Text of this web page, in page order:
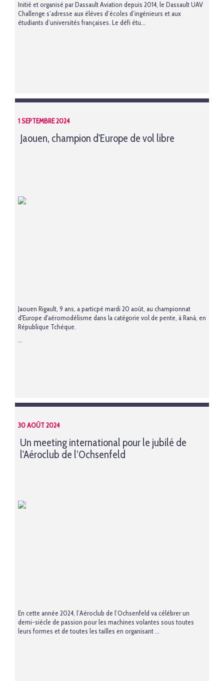
Initié et organisé par Dassault Aviation depuis 2014, le Dassault UAV
Challenge s’adresse aux élèves d’écoles d’ingénieurs et aux
étudiants d’universités françaises. Le défi étu...
1 SEPTEMBRE 2024
Jaouen, champion d'Europe de vol libre
Jaouen Rigault, 9 ans, a particpé mardi 20 août, au championnat
d'Europe d'aéromodélisme dans la catégorie vol de pente, à Ranà, en
République Tchèque.
...
30 AOÛT 2024
Un meeting international pour le jubilé de
l'Aéroclub de l’Ochsenfeld
En cette année 2024, l’Aéroclub de l’Ochsenfeld va célébrer un
demi-siècle de passion pour les machines volantes sous toutes
leurs formes et de toutes les tailles en organisant ...